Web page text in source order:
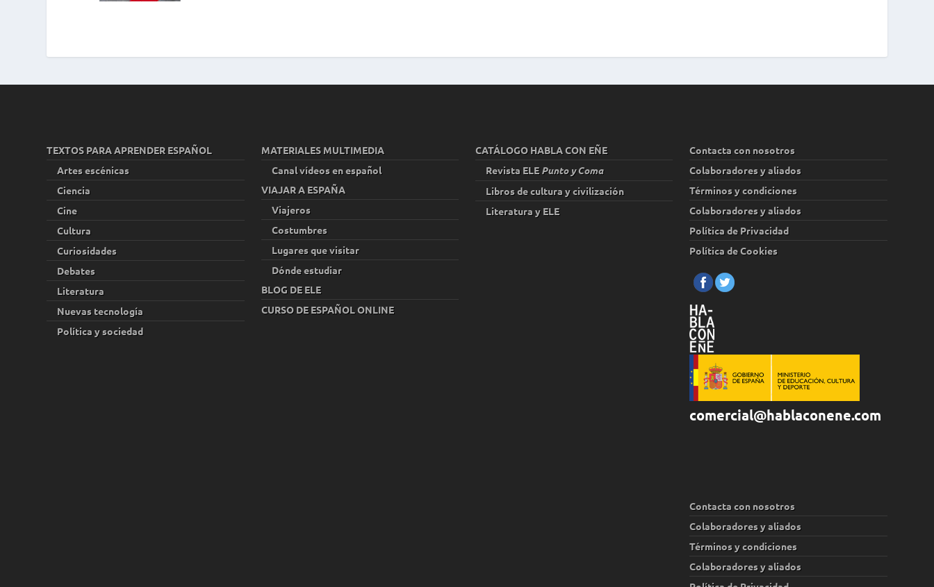
TEXTOS PARA APRENDER ESPAÑOL
Artes escénicas
Ciencia
Cine
Cultura
Curiosidades
Debates
Literatura
Nuevas tecnología
Política y sociedad
MATERIALES MULTIMEDIA
Canal vídeos en español
VIAJAR A ESPAÑA
Viajeros
Costumbres
Lugares que visitar
Dónde estudiar
BLOG DE ELE
CURSO DE ESPAÑOL ONLINE
CATÁLOGO HABLA CON EÑE
Revista ELEPunto y Coma
Libros de cultura y civilización
Literatura y ELE
Contacta con nosotros
Colaboradores y aliados
Términos y condiciones
Colaboradores y aliados
Política de Privacidad
Política de Cookies
comercial@hablaconene.com
Contacta con nosotros
Colaboradores y aliados
Términos y condiciones
Colaboradores y aliados